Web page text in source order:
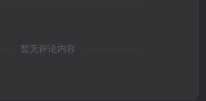
暂无评论内容